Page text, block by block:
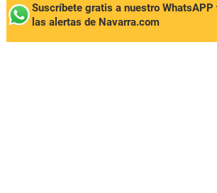
Suscríbete gratis a nuestro WhatsAPP
las alertas de Navarra.com